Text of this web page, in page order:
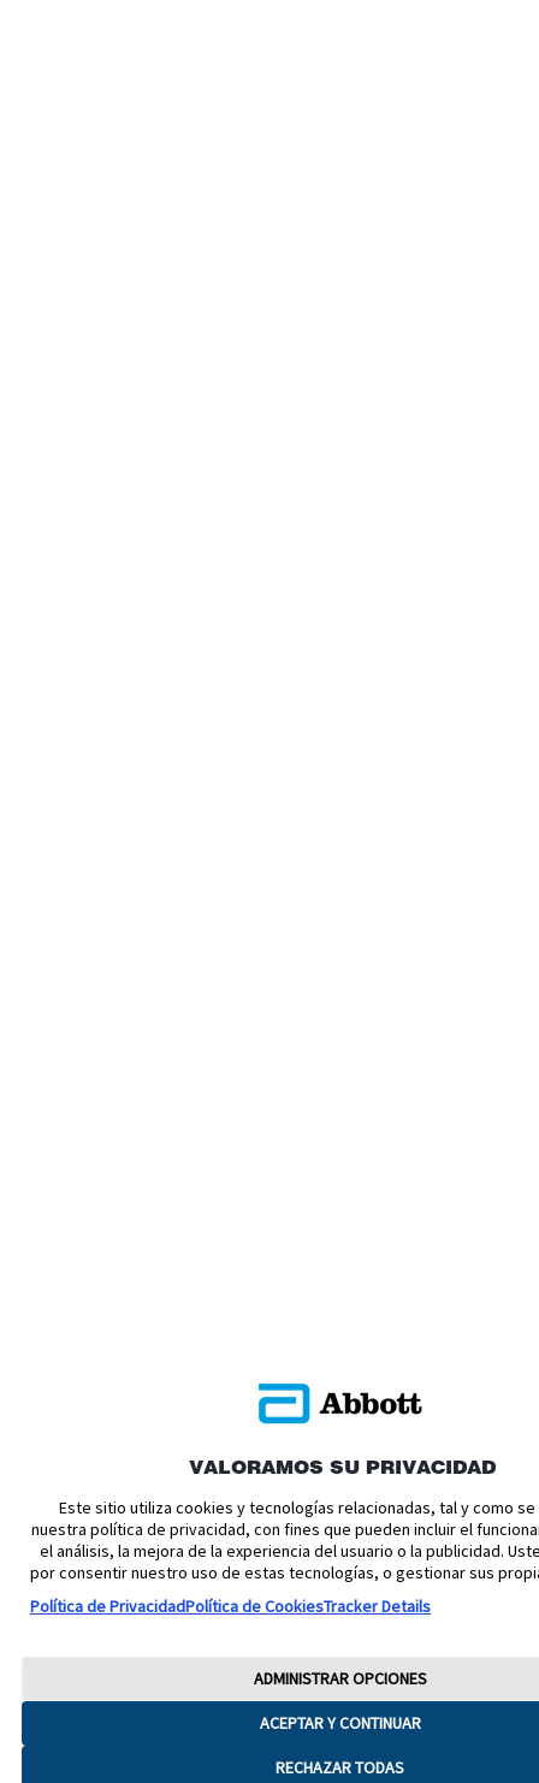
VALORAMOS SU PRIVACIDAD
Este sitio utiliza cookies y tecnologías relacionadas, tal y como
nuestra política de privacidad, con fines que pueden incluir el
el análisis, la mejora de la experiencia del usuario o la publicidad.
por consentir nuestro uso de estas tecnologías, o gestionar sus
Política de PrivacidadPolítica de CookiesTracker Details
ACEPTAR Y CONTINUAR
RECHAZAR TODAS
ADMINISTRAR OPCIONES